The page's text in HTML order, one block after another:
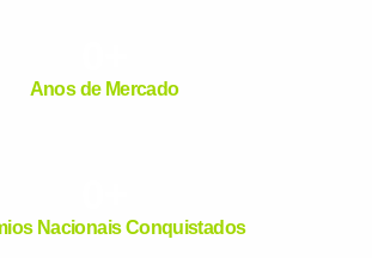
Anos de Mercado
Nacionais Conquistados